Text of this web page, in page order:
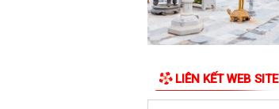
LIÊN KẾT WEB SITE